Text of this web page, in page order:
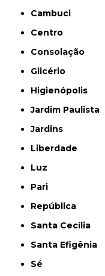
Cambuci
Centro
Consolação
Glicério
Higienópolis
Jardim Paulista
Jardins
Liberdade
Luz
Pari
República
Santa Cecília
Santa Efigênia
Sé